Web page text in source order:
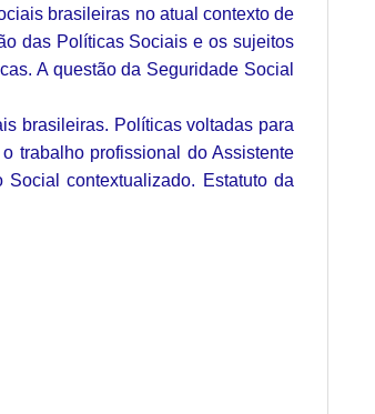
brasileiras no atual contexto de
das Políticas Sociais e os sujeitos
A questão da Seguridade Social
brasileiras. Políticas voltadas para
trabalho profissional do Assistente
contextualizado. Estatuto da